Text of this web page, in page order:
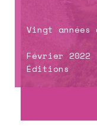
Vingt années
Février 2022
Éditions